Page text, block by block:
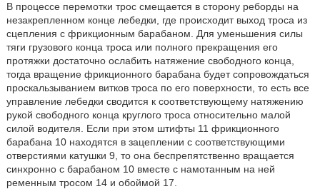
В процессе перемотки трос смещается в сторону реборды на
незакрепленном конце лебедки, где происходит выход троса из
сцепления с фрикционным барабаном. Для уменьшения силы
тяги грузового конца троса или полного прекращения его
протяжки достаточно ослабить натяжение свободного конца,
тогда вращение фрикционного барабана будет сопровождаться
проскальзыванием витков троса по его поверхности, то есть все
управление лебедки сводится к соответствующему натяжению
рукой свободного конца круглого троса относительно малой
силой водителя. Если при этом штифты 11 фрикционного
барабана 10 находятся в зацеплении с соответствующими
отверстиями катушки 9, то она беспрепятственно вращается
синхронно с барабаном 10 вместе с намотанным на ней
ременным тросом 14 и обоймой 17.